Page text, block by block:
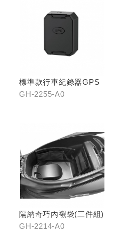
標準款行車紀錄器GPS
GH-2255-A0
隔納奇巧內襯袋(三件組)
GH-2214-A0